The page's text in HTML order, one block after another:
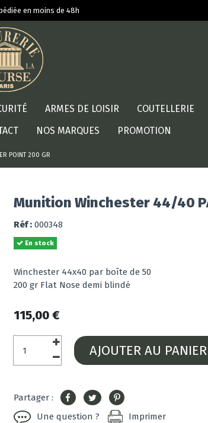
en moins de 48h
ARMES DE LOISIR COUTELLERIE
NOS MARQUES PROMOTION
POINT 200 GR
Munition Winchester 44/40
Réf : 000348
En stock
Winchester 44x40 par boîte de 50
200 gr Flat Nose demi blindé
115,00 €
AJOUTER AU PANIER
Partager :
Une question ?
Imprimer